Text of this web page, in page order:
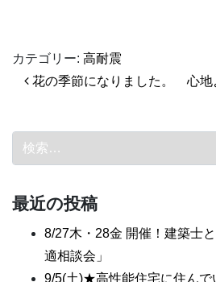
カテゴリー: 高耐震
投稿ナビゲーション
花の季節になりました。 心地
検索:
最近の投稿
8/27木・28金 開催！建築士
適相談会」
9/5(土)★高性能住宅に住んで